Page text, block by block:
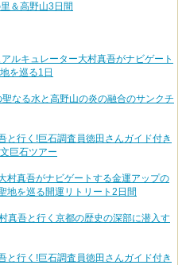
＆高野山3日間
ルキュレーター大村真吾がナビゲート
を巡る1日
なる水と高野山の炎の融合のサンクチ
と行く!巨石調査員徳田さんガイド付き
巨石ツアー
村真吾がナビゲートする金運アップの
を巡る開運リトリート2日間
真吾と行く京都の歴史の深部に潜入す
と行く!巨石調査員徳田さんガイド付き